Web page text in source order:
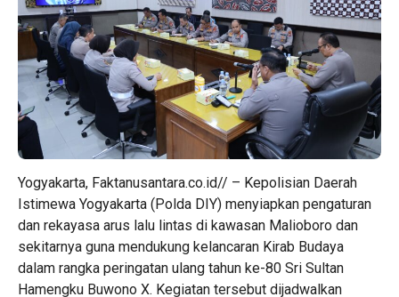
Yogyakarta, Faktanusantara.co.id// – Kepolisian Daerah
Istimewa Yogyakarta (Polda DIY) menyiapkan pengaturan
dan rekayasa arus lalu lintas di kawasan Malioboro dan
sekitarnya guna mendukung kelancaran Kirab Budaya
dalam rangka peringatan ulang tahun ke-80 Sri Sultan
Hamengku Buwono X. Kegiatan tersebut dijadwalkan